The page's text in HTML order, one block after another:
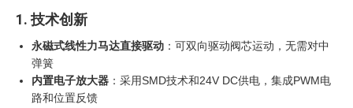
1. 技术创新
永磁式线性力马达直接驱动 ：可双向驱动阀芯运动，无需对中
弹簧
内置电子放大器 ：采用SMD技术和24V DC供电，集成PWM电
路和位置反馈